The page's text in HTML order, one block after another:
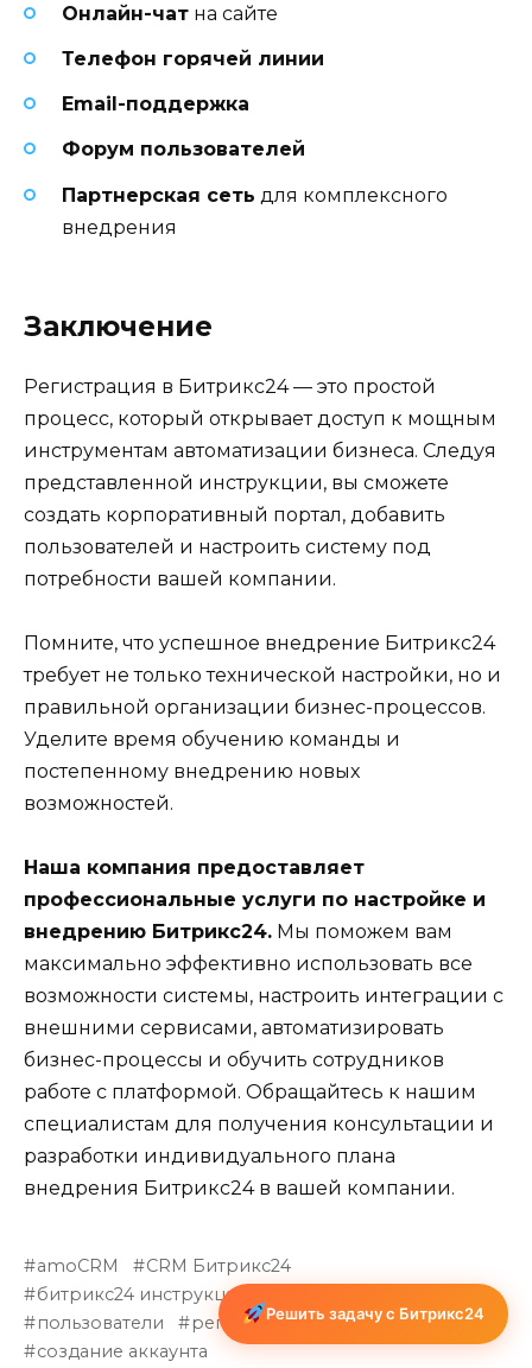
Онлайн-чат на сайте
Телефон горячей линии
Email-поддержка
Форум пользователей
Партнерская сеть для комплексного
внедрения
Заключение
Регистрация в Битрикс24 — это простой
процесс, который открывает доступ к мощным
инструментам автоматизации бизнеса. Следуя
представленной инструкции, вы сможете
создать корпоративный портал, добавить
пользователей и настроить систему под
потребности вашей компании.
Помните, что успешное внедрение Битрикс24
требует не только технической настройки, но и
правильной организации бизнес-процессов.
Уделите время обучению команды и
постепенному внедрению новых
возможностей.
Наша компания предоставляет
профессиональные услуги по настройке и
внедрению Битрикс24. Мы поможем вам
максимально эффективно использовать все
возможности системы, настроить интеграции с
внешними сервисами, автоматизировать
бизнес-процессы и обучить сотрудников
работе с платформой. Обращайтесь к нашим
специалистам для получения консультации и
разработки индивидуального плана
внедрения Битрикс24 в вашей компании.
amoCRM
CRM Битрикс24
битрикс24 инструкция
пользователи
регистрация
создание аккаунта
Решить задачу с Битрикс24